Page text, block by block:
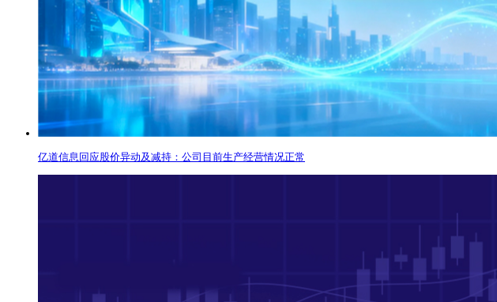
亿道信息回应股价异动及减持：公司目前生产经营情况正常